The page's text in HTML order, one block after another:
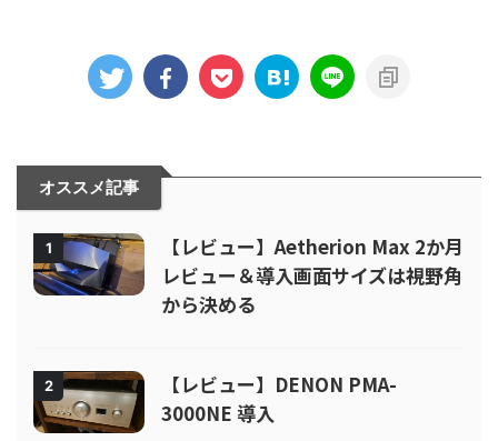
オススメ記事
1
【レビュー】Aetherion Max 2か月
レビュー＆導入画面サイズは視野角
から決める
2
【レビュー】DENON PMA-
3000NE 導入